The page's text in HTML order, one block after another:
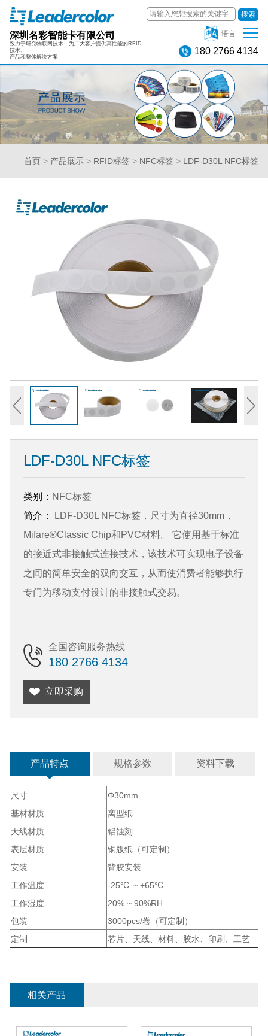
深圳名彩智能卡有限公司
致力于研究物联网技术，为广大客户提供高性能的RFID
技术、
产品和整体解决方案
搜索
语言
180 2766 4134
首页 > 产品展示 > RFID标签 > NFC标签 > LDF-D30L NFC标签
LDF-D30L NFC标签
类别： NFC标签
简介：
LDF-D30L NFC标签，尺寸为直径30mm，
Mifare®Classic Chip和PVC材料。 它使用基于标准
的接近式非接触式连接技术，该技术可实现电子设备
之间的简单安全的双向交互，从而使消费者能够执行
专门为移动支付设计的非接触式交易。
全国咨询服务热线
180 2766 4134
立即采购
产品特点 规格参数 资料下载
尺寸
Φ30mm
基材材质
离型纸
天线材质
铝蚀刻
表层材质
铜版纸（可定制）
安装
背胶安装
工作温度
-25℃ ~ +65℃
工作湿度
20% ~ 90%RH
包装
3000pcs/卷（可定制）
定制
芯片、天线、材料、胶水、印刷、工艺
相关产品